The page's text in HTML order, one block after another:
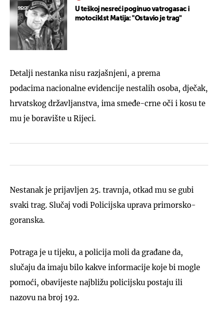
U teškoj nesreći poginuo vatrogasac i
motociklst Matija: "Ostavio je trag"
Detalji nestanka nisu razjašnjeni, a prema
podacima nacionalne evidencije nestalih osoba, dječak,
hrvatskog državljanstva, ima smeđe-crne oči i kosu te
mu je boravište u Rijeci.
Nestanak je prijavljen 25. travnja, otkad mu se gubi
svaki trag. Slučaj vodi Policijska uprava primorsko-
goranska.
Potraga je u tijeku, a policija moli da građane da,
slučaju da imaju bilo kakve informacije koje bi mogle
pomoći, obavijeste najbližu policijsku postaju ili
nazovu na broj 192.